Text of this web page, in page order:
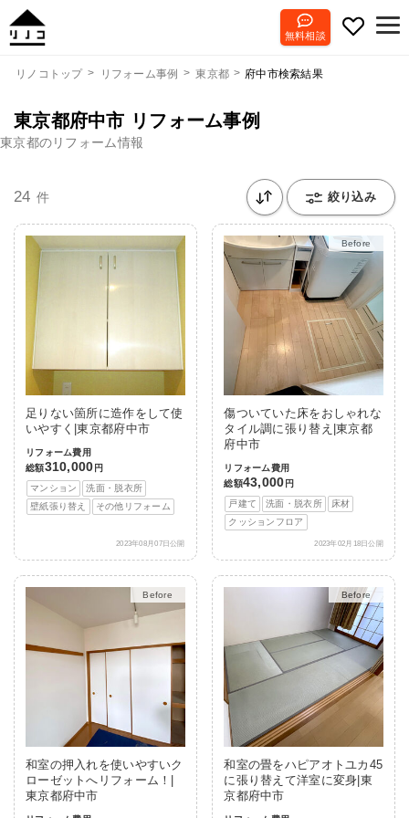
無料相談
リノコトップ リフォーム事例 東京都 府中市検索結果
東京都府中市 リフォーム事例
東京都のリフォーム情報
24 件 絞り込み
足りない箇所に造作をして使
いやすく|東京都府中市
リフォーム費用
総額310,000 円
マンション
洗面・脱衣所
壁紙張り替え
その他リフォーム
2023年08月07日公開
After
傷ついていた床をおしゃれな
タイル調に張り替え|東京都
府中市
リフォーム費用
総額43,000 円
戸建て
洗面・脱衣所
床材
クッションフロア
2023年02月18日公開
After
和室の押入れを使いやすいク
ローゼットへリフォーム！|
東京都府中市
After
和室の畳をハピアオトユカ45
に張り替えて洋室に変身|東
京都府中市